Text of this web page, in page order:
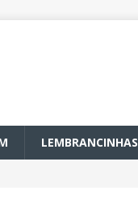
LEMBRANCINHAS